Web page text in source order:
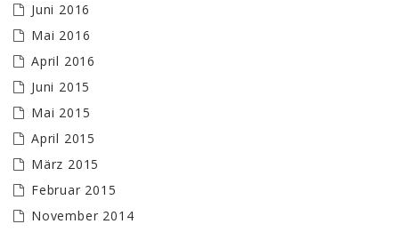
Juni 2016
Mai 2016
April 2016
Juni 2015
Mai 2015
April 2015
März 2015
Februar 2015
November 2014